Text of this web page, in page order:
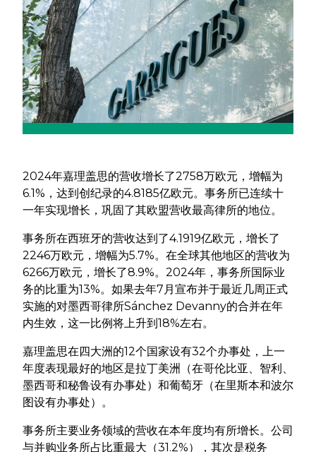
2024年嘉理盖思的营收增长了2758万欧元，增幅为
6.1%，达到创纪录的4.8185亿欧元。事务所已连续十
一年实现增长，巩固了其欧盟营收最高律所的地位。
事务所在西班牙的营收达到了4.1919亿欧元，增长了
2246万欧元，增幅为5.7%。在全球其他地区的营收为
6266万欧元，增长了8.9%。2024年，事务所国际业
务的比重为13%。如果去年7月宣布并于最近几周正式
实施的对墨西哥律所Sánchez Devanny的合并在年
内生效，这一比例将上升到18%左右。
嘉理盖思在四大洲的12个国家设有32个办事处，上一
年度表现最好的地区是拉丁美洲（在哥伦比亚、智利、
墨西哥和秘鲁设有办事处）和葡萄牙（在里斯本和波尔
图设有办事处）。
事务所主要业务领域的营收在本年度均有所增长。公司
与并购业务所占比重最大（31.2%），其次是税务